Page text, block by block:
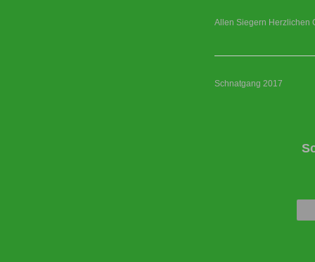
Allen Siegern Herzlichen
Schnatgang 2017